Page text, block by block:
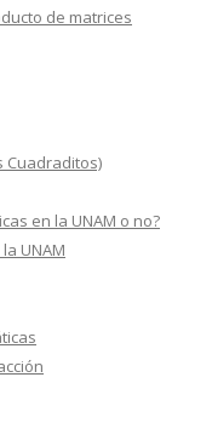
de matrices
Cuadraditos)
en la UNAM o no?
UNAM